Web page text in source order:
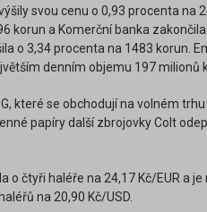
svou cenu o 0,93 procenta na
korun a Komerční banka
o 3,34 procenta na 1483 korun.
denním objemu 197 milionů
které se obchodují na volném
papíry další zbrojovky Colt
o čtyři haléře na 24,17 Kč/EUR a
na 20,90 Kč/USD.